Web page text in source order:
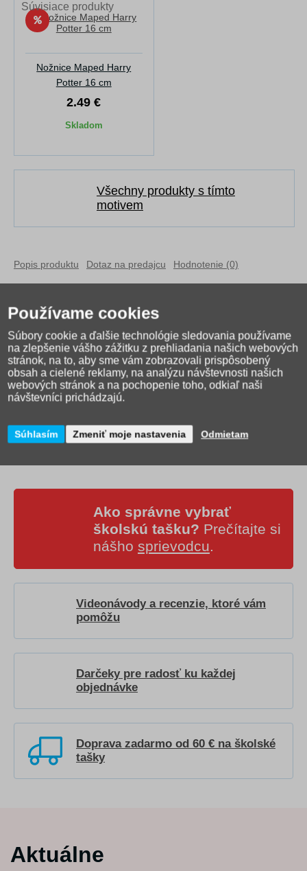
Súvisiace produkty
Nožnice Maped Harry
Potter 16 cm
2.49 €
Skladom
Všechny produkty s tímto
motivem
Popis produktu Dotaz na predajcu Hodnotenie (0)
majú odolný hrot a ľahko vyprateľný a umývateľný atrament.
Ako správne vybrať
školskú tašku? Prečítajte si
nášho sprievodcu.
Videonávody a recenzie, ktoré vám
pomôžu
Darčeky pre radosť ku každej
objednávke
Doprava zadarmo od 60 € na školské
tašky
Aktuálne
Používame cookies
Súbory cookie a ďalšie technológie sledovania používame
na zlepšenie vášho zážitku z prehliadania našich webových
stránok, na to, aby sme vám zobrazovali prispôsobený
obsah a cielené reklamy, na analýzu návštevnosti našich
webových stránok a na pochopenie toho, odkiaľ naši
návštevníci prichádzajú.
Súhlasím Zmeniť moje nastavenia Odmietam